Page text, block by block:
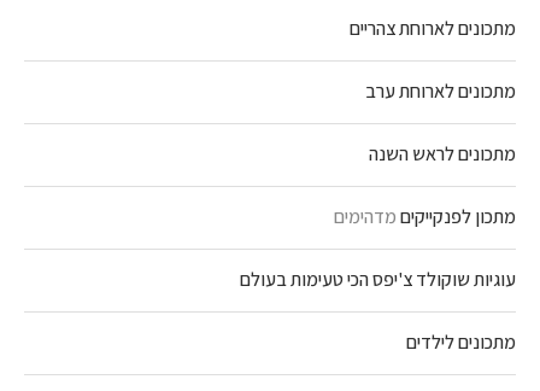
מתכונים לארוחת צהריים
מתכונים לארוחת ערב
מתכונים לראש השנה
מתכון לפנקייקיםמדהימים
עוגיות שוקולד צ'יפס הכי טעימות בעולם
מתכונים לילדים